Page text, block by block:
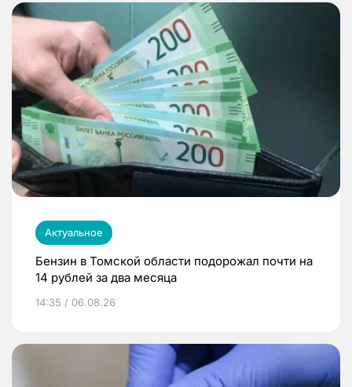
Актуальное
Бензин в Томской области подорожал почти на
14 рублей за два месяца
14:35 / 06.08.26